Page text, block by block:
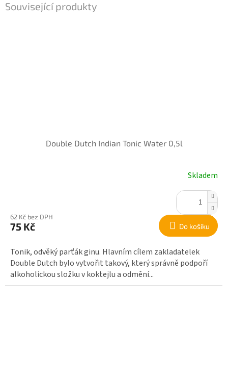
Související produkty
Double Dutch Indian Tonic Water 0,5l
Skladem
62 Kč bez DPH
75 Kč Do košíku
Tonik, odvěký parťák ginu. Hlavním cílem zakladatelek
Double Dutch bylo vytvořit takový, který správně podpoří
alkoholickou složku v koktejlu a odmění...